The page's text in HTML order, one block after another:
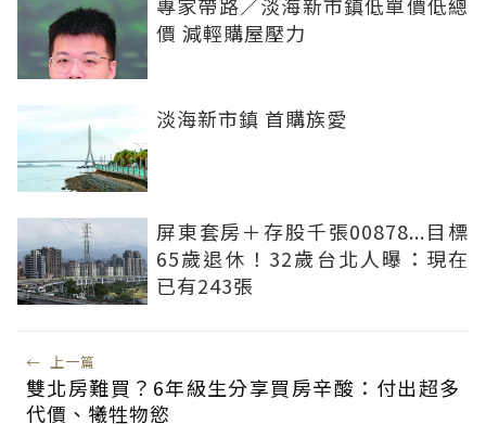
價 減輕購屋壓力
淡海新市鎮 首購族愛
屏東套房＋存股千張00878...目標
65歲退休！32歲台北人曝：現在
已有243張
← 上一篇
雙北房難買？6年級生分享買房辛酸：付出超多
代價、犧牲物慾